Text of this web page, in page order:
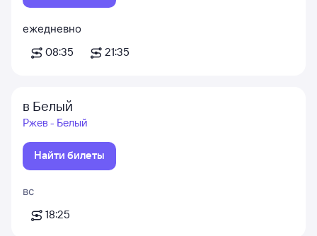
ежедневно
08:35
21:35
в Белый
Ржев - Белый
Найти билеты
вс
18:25